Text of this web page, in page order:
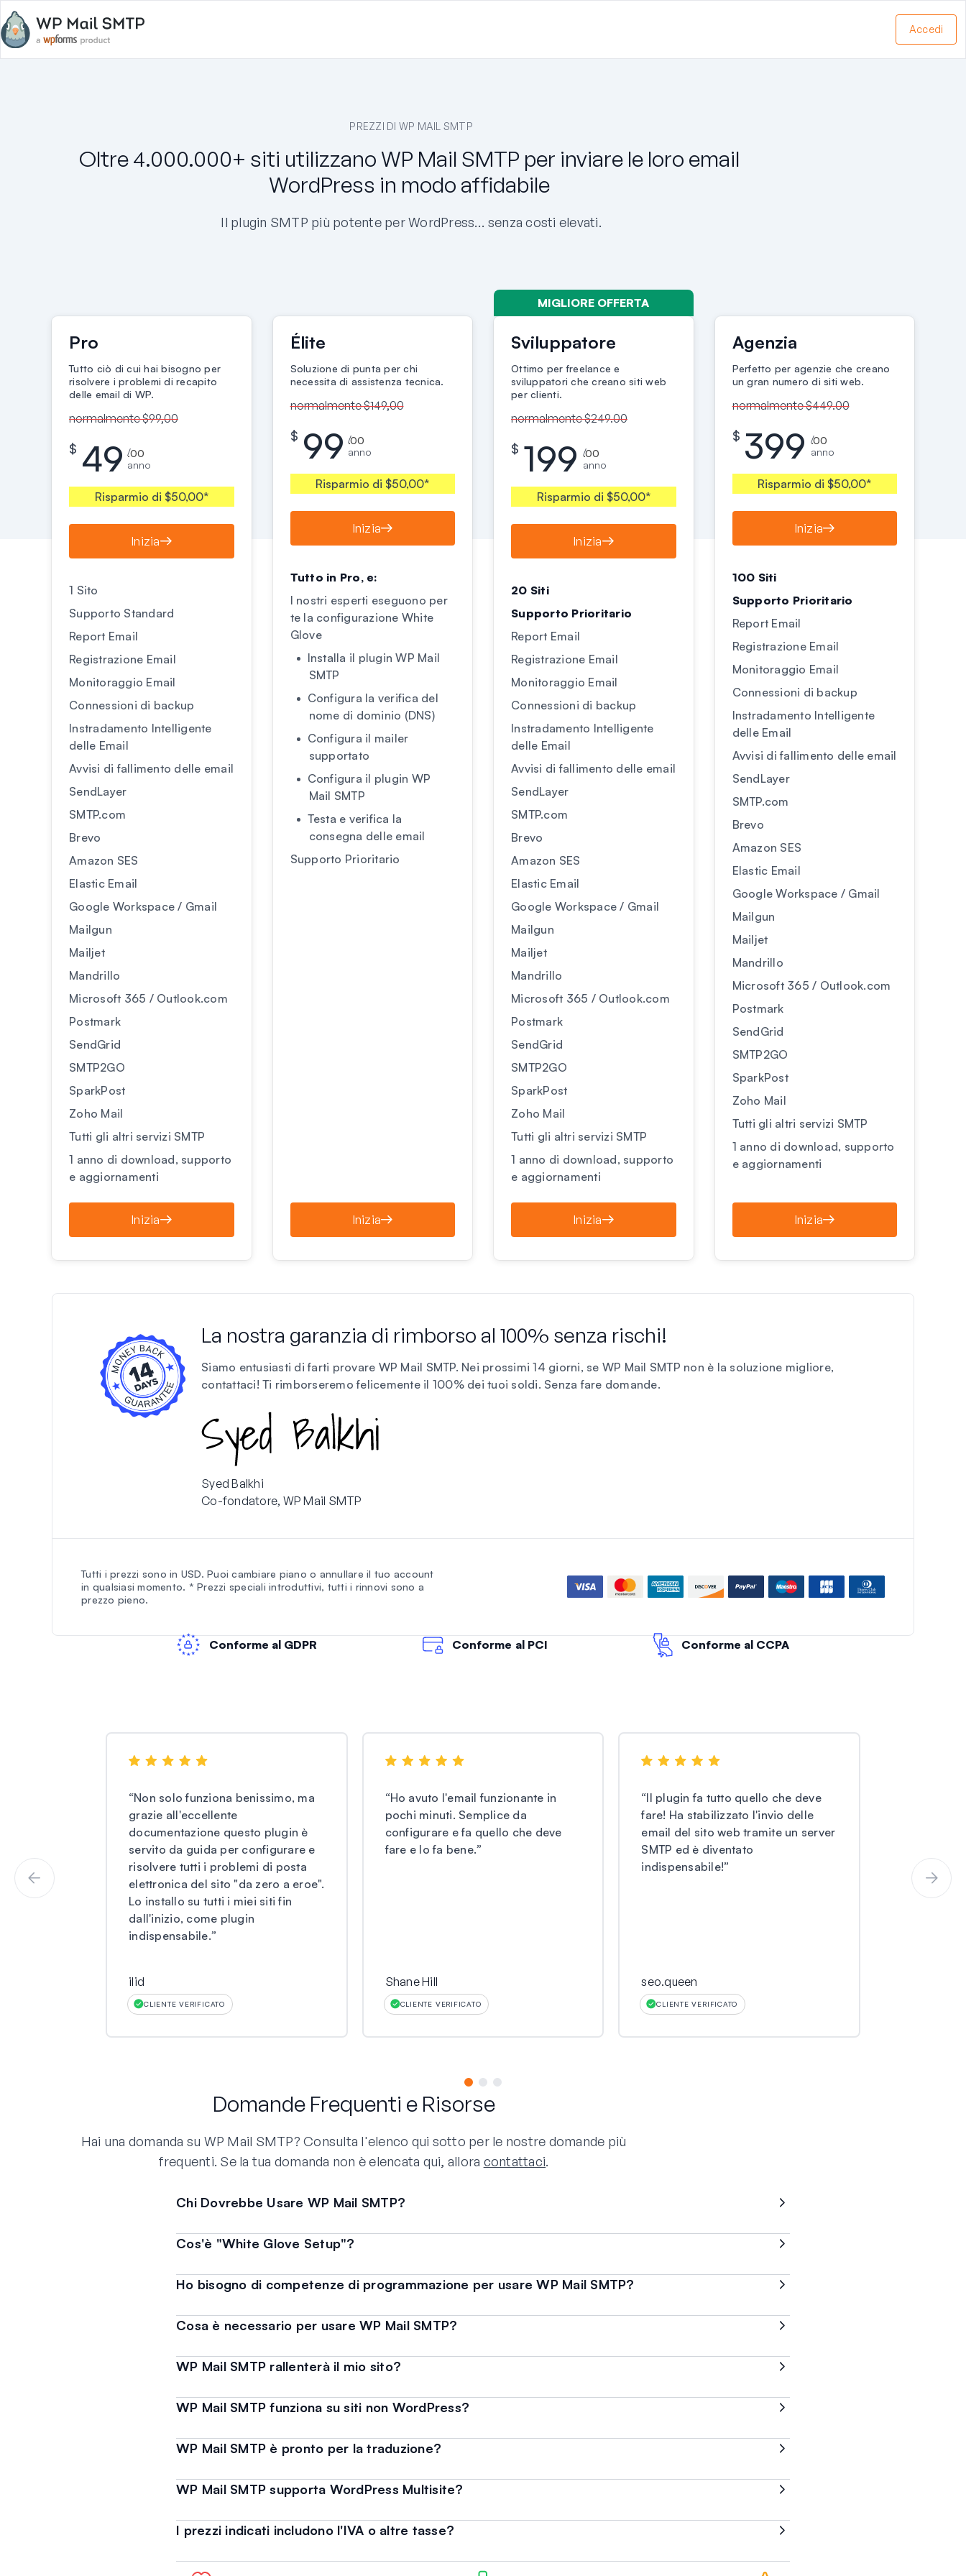
Accedi
PREZZI DI WP MAIL SMTP
Oltre 4.000.000+ siti utilizzano WP Mail SMTP per inviare le loro email
WordPress in modo affidabile
Il plugin SMTP più potente per WordPress… senza costi elevati.
Pro
Tutto ciò di cui hai bisogno per
risolvere i problemi di recapito
delle email di WP.
normalmente $99,00
$ 49 .00
/
anno
Risparmio di $50,00*
Inizia
1 Sito
Supporto Standard
Report Email
Registrazione Email
Monitoraggio Email
Connessioni di backup
Instradamento Intelligente
delle Email
Avvisi di fallimento delle email
SendLayer
SMTP.com
Brevo
Amazon SES
Elastic Email
Google Workspace / Gmail
Mailgun
Mailjet
Mandrillo
Microsoft 365 / Outlook.com
Postmark
SendGrid
SMTP2GO
SparkPost
Zoho Mail
Tutti gli altri servizi SMTP
1 anno di download, supporto
e aggiornamenti
Inizia
Élite
Soluzione di punta per chi
necessita di assistenza tecnica.
normalmente $149,00
$ 99 .00
/
anno
Risparmio di $50,00*
Inizia
Tutto in Pro, e:
I nostri esperti eseguono per
te la configurazione White
Glove
Installa il plugin WP Mail
SMTP
Configura la verifica del
nome di dominio (DNS)
Configura il mailer
supportato
Configura il plugin WP
Mail SMTP
Testa e verifica la
consegna delle email
Supporto Prioritario
Inizia
MIGLIORE OFFERTA
Sviluppatore
Ottimo per freelance e
sviluppatori che creano siti web
per clienti.
normalmente $249.00
$ 199 .00
/
anno
Risparmio di $50,00*
Inizia
20 Siti
Supporto Prioritario
Report Email
Registrazione Email
Monitoraggio Email
Connessioni di backup
Instradamento Intelligente
delle Email
Avvisi di fallimento delle email
SendLayer
SMTP.com
Brevo
Amazon SES
Elastic Email
Google Workspace / Gmail
Mailgun
Mailjet
Mandrillo
Microsoft 365 / Outlook.com
Postmark
SendGrid
SMTP2GO
SparkPost
Zoho Mail
Tutti gli altri servizi SMTP
1 anno di download, supporto
e aggiornamenti
Inizia
Agenzia
Perfetto per agenzie che creano
un gran numero di siti web.
normalmente $449.00
$ 399 .00
/
anno
Risparmio di $50,00*
Inizia
100 Siti
Supporto Prioritario
Report Email
Registrazione Email
Monitoraggio Email
Connessioni di backup
Instradamento Intelligente
delle Email
Avvisi di fallimento delle email
SendLayer
SMTP.com
Brevo
Amazon SES
Elastic Email
Google Workspace / Gmail
Mailgun
Mailjet
Mandrillo
Microsoft 365 / Outlook.com
Postmark
SendGrid
SMTP2GO
SparkPost
Zoho Mail
Tutti gli altri servizi SMTP
1 anno di download, supporto
e aggiornamenti
Inizia
La nostra garanzia di rimborso al 100% senza rischi!
Siamo entusiasti di farti provare WP Mail SMTP. Nei prossimi 14 giorni, se WP Mail SMTP non è la soluzione migliore,
contattaci! Ti rimborseremo felicemente il 100% dei tuoi soldi. Senza fare domande.
Syed Balkhi
Co-fondatore, WP Mail SMTP
Tutti i prezzi sono in USD. Puoi cambiare piano o annullare il tuo account
in qualsiasi momento. * Prezzi speciali introduttivi, tutti i rinnovi sono a
prezzo pieno.
Conforme al GDPR Conforme al PCI Conforme al CCPA
“Non solo funziona benissimo, ma
grazie all'eccellente
documentazione questo plugin è
servito da guida per configurare e
risolvere tutti i problemi di posta
elettronica del sito "da zero a eroe".
Lo installo su tutti i miei siti fin
dall'inizio, come plugin
indispensabile.”
ilid
CLIENTE VERIFICATO
“Ho avuto l'email funzionante in
pochi minuti. Semplice da
configurare e fa quello che deve
fare e lo fa bene.”
Shane Hill
CLIENTE VERIFICATO
“Il plugin fa tutto quello che deve
fare! Ha stabilizzato l'invio delle
email del sito web tramite un server
SMTP ed è diventato
indispensabile!”
seo.queen
CLIENTE VERIFICATO
Domande Frequenti e Risorse
Hai una domanda su WP Mail SMTP? Consulta l'elenco qui sotto per le nostre domande più
frequenti. Se la tua domanda non è elencata qui, allora contattaci.
Chi Dovrebbe Usare WP Mail SMTP?
Cos'è "White Glove Setup"?
Ho bisogno di competenze di programmazione per usare WP Mail SMTP?
Cosa è necessario per usare WP Mail SMTP?
WP Mail SMTP rallenterà il mio sito?
WP Mail SMTP funziona su siti non WordPress?
WP Mail SMTP è pronto per la traduzione?
WP Mail SMTP supporta WordPress Multisite?
I prezzi indicati includono l'IVA o altre tasse?